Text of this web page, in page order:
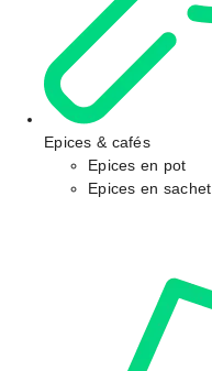
Epices & cafés
Epices en pot
Epices en sachet